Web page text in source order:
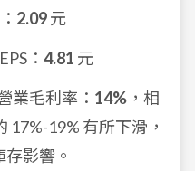
2.09元
： 4.81 元
業毛利率： 14% ，相
17%-19% 有所下滑，
影響。